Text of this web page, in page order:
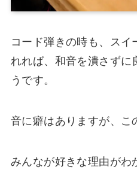
コード弾きの時も、スイ
れれば、和音を潰さずに
うです。
音に癖はありますが、こ
みんなが好きな理由がわ